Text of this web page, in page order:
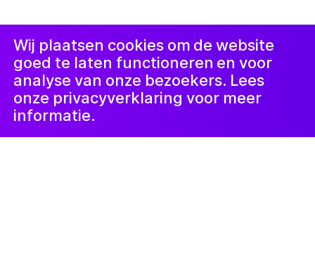
Wij plaatsen cookies om de website
goed te laten functioneren en voor
analyse van onze bezoekers. Lees
onze privacyverklaring voor meer
informatie.
Proclaimer Instagram
Facebook
LinkedIn
Nieuwsbrief